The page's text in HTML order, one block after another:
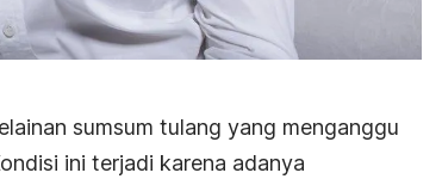
sumsum tulang yang menganggu
ini terjadi karena adanya